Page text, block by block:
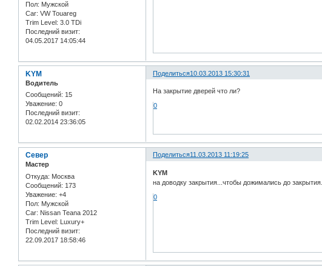
Пол: Мужской
Car: VW Touareg
Trim Level: 3.0 TDi
Последний визит:
04.05.2017 14:05:44
Поделиться10.03.2013 15:30:31
KYM
Водитель
Сообщений: 15
Уважение: 0
Последний визит:
02.02.2014 23:36:05
На закрытие дверей что ли?
0
Поделиться11.03.2013 11:19:25
Север
Мастер
Откуда: Москва
Сообщений: 173
Уважение: +4
Пол: Мужской
Car: Nissan Teana 2012
Trim Level: Luxury+
Последний визит:
22.09.2017 18:58:46
KYM
на доводку закрытия...чтобы дожимались до закрытия..
0